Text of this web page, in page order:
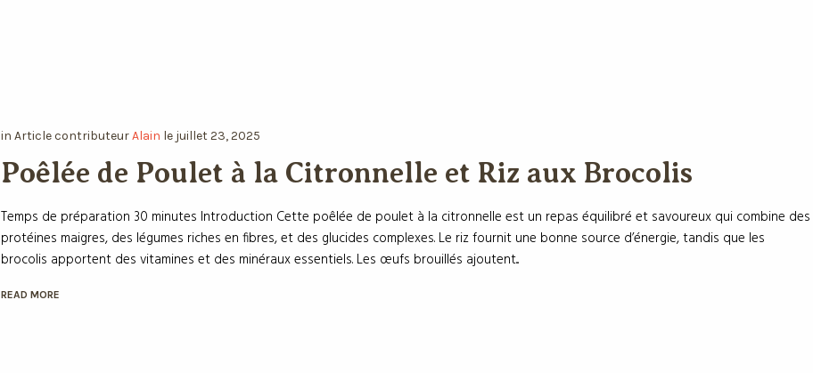
in Article contributeur Alain le juillet 23, 2025
Poêlée de Poulet à la Citronnelle et Riz aux Brocolis
Temps de préparation 30 minutes Introduction Cette poêlée de poulet à la citronnelle est un repas équilibré et savoureux qui combine
des protéines maigres, des légumes riches en fibres, et des glucides complexes. Le riz fournit une bonne source d’énergie, tandis que les
brocolis apportent des vitamines et des minéraux essentiels. Les œufs brouillés ajoutent...